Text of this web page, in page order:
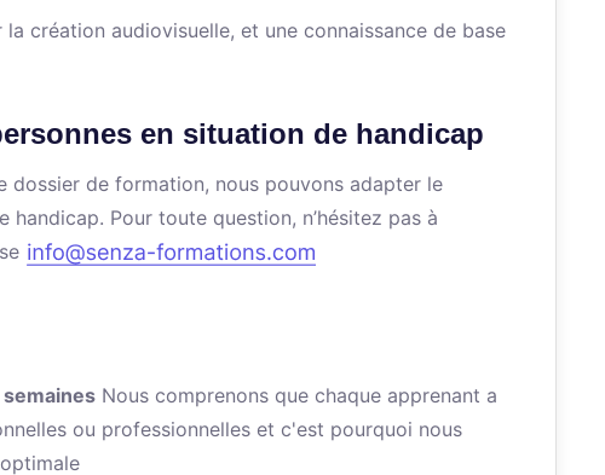
création audiovisuelle, et une connaissance de base
en situation de handicap
dossier de formation, nous pouvons adapter le
Pour toute question, n’hésitez pas à
Nous comprenons que chaque apprenant a
ou professionnelles et c'est pourquoi nous